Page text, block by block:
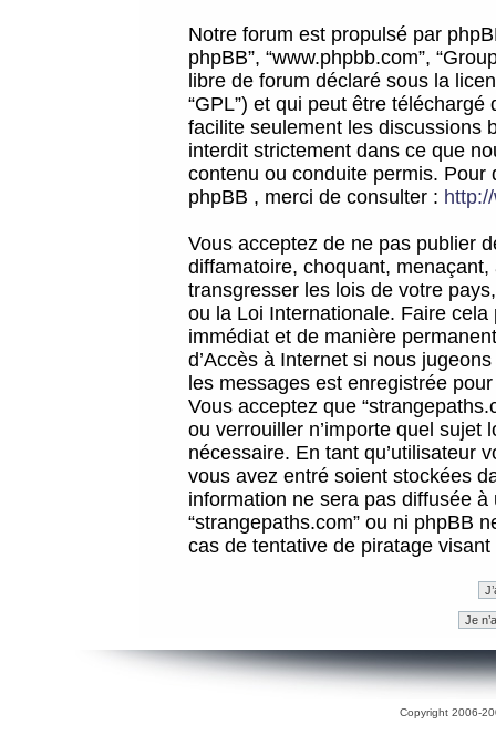
Notre forum est propulsé par
phpBB”, “www.phpbb.com”,
libre de forum déclaré sous la
“GPL”) et qui peut être téléchargé
facilite seulement les discussions
interdit strictement dans ce que
contenu ou conduite permis.
phpBB , merci de consulter :
Vous acceptez de ne pas publier
diffamatoire, choquant,
transgresser les lois de votre
ou la Loi Internationale. Faire
immédiat et de manière
d’Accès à Internet si nous
les messages est enregistrée
Vous acceptez que
ou verrouiller n’importe quel sujet
nécessaire. En tant qu’utilisateur
vous avez entré soient stockées
information ne sera pas diffusée
“strangepaths.com” ou ni phpBB
cas de tentative de piratage
Copyright 2006-